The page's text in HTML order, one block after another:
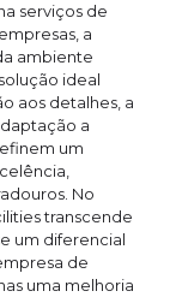
serviços de
a
ambiente
ideal
aos detalhes, a
a
um
No
transcende
um diferencial
de
uma melhoria